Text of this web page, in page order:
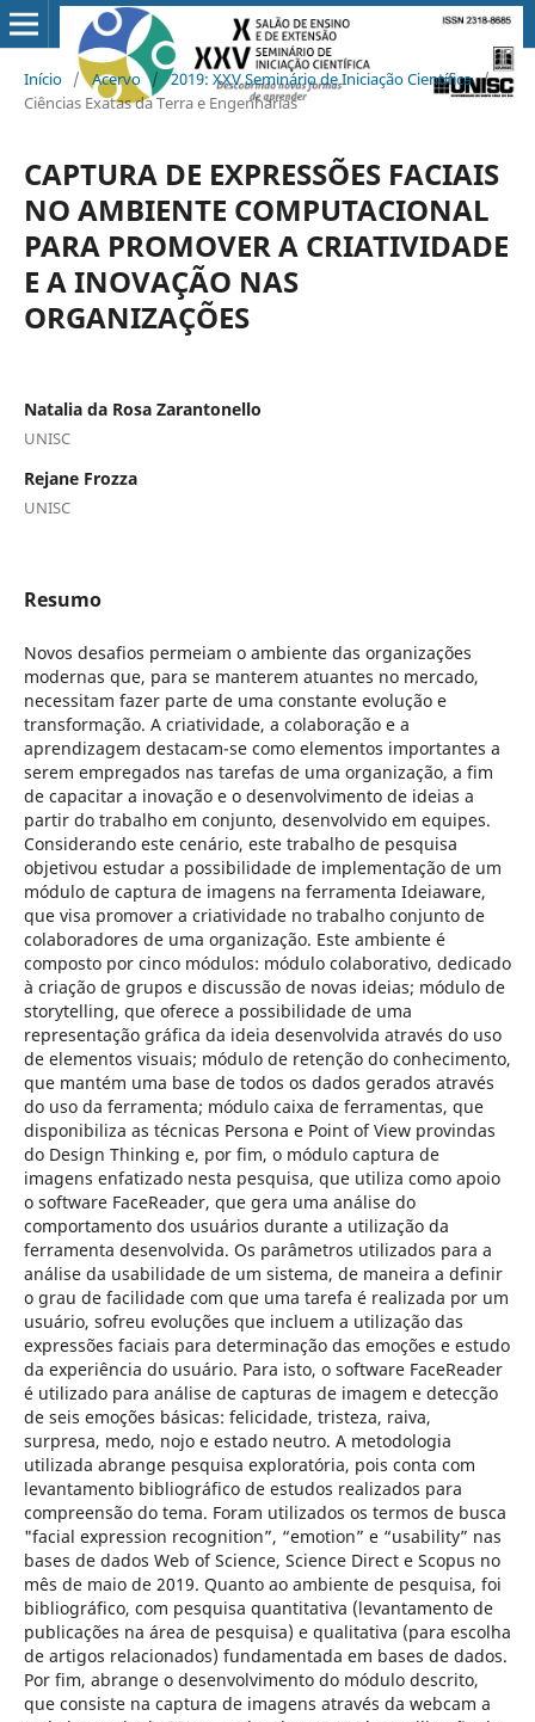
Início / Acervo / 2019: XXV Seminário de Iniciação Científica /
Ciências Exatas da Terra e Engenharias
CAPTURA DE EXPRESSÕES FACIAIS
NO AMBIENTE COMPUTACIONAL
PARA PROMOVER A CRIATIVIDADE
E A INOVAÇÃO NAS
ORGANIZAÇÕES
Natalia da Rosa Zarantonello
UNISC
Rejane Frozza
UNISC
Resumo
Novos desafios permeiam o ambiente das organizações
modernas que, para se manterem atuantes no mercado,
necessitam fazer parte de uma constante evolução e
transformação. A criatividade, a colaboração e a
aprendizagem destacam-se como elementos importantes a
serem empregados nas tarefas de uma organização, a fim
de capacitar a inovação e o desenvolvimento de ideias a
partir do trabalho em conjunto, desenvolvido em equipes.
Considerando este cenário, este trabalho de pesquisa
objetivou estudar a possibilidade de implementação de um
módulo de captura de imagens na ferramenta Ideiaware,
que visa promover a criatividade no trabalho conjunto de
colaboradores de uma organização. Este ambiente é
composto por cinco módulos: módulo colaborativo, dedicado
à criação de grupos e discussão de novas ideias; módulo de
storytelling, que oferece a possibilidade de uma
representação gráfica da ideia desenvolvida através do uso
de elementos visuais; módulo de retenção do conhecimento,
que mantém uma base de todos os dados gerados através
do uso da ferramenta; módulo caixa de ferramentas, que
disponibiliza as técnicas Persona e Point of View provindas
do Design Thinking e, por fim, o módulo captura de
imagens enfatizado nesta pesquisa, que utiliza como apoio
o software FaceReader, que gera uma análise do
comportamento dos usuários durante a utilização da
ferramenta desenvolvida. Os parâmetros utilizados para a
análise da usabilidade de um sistema, de maneira a definir
o grau de facilidade com que uma tarefa é realizada por um
usuário, sofreu evoluções que incluem a utilização das
expressões faciais para determinação das emoções e estudo
da experiência do usuário. Para isto, o software FaceReader
é utilizado para análise de capturas de imagem e detecção
de seis emoções básicas: felicidade, tristeza, raiva,
surpresa, medo, nojo e estado neutro. A metodologia
utilizada abrange pesquisa exploratória, pois conta com
levantamento bibliográfico de estudos realizados para
compreensão do tema. Foram utilizados os termos de busca
"facial expression recognition”, “emotion” e “usability” nas
bases de dados Web of Science, Science Direct e Scopus no
mês de maio de 2019. Quanto ao ambiente de pesquisa, foi
bibliográfico, com pesquisa quantitativa (levantamento de
publicações na área de pesquisa) e qualitativa (para escolha
de artigos relacionados) fundamentada em bases de dados.
Por fim, abrange o desenvolvimento do módulo descrito,
que consiste na captura de imagens através da webcam a